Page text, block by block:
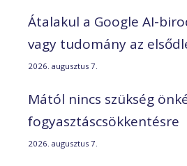
Átalakul a Google AI-
vagy tudomány az
2026. augusztus 7.
Mától nincs szükség
fogyasztáscsökkentésre
2026. augusztus 7.